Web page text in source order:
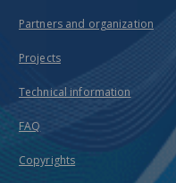
Partners and organization
Projects
Technical information
FAQ
Copyrights